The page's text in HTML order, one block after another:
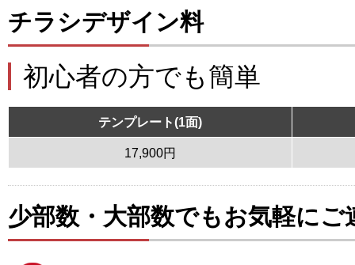
チラシデザイン料
初心者の方でも簡単
テンプレート(1面)
17,900円
少部数・大部数でもお気軽にご